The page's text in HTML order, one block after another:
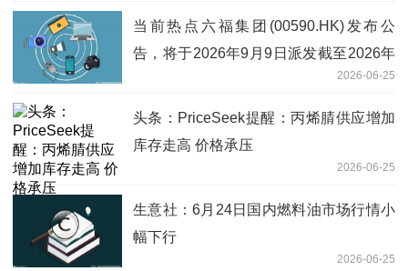
当前热点六福集团(00590.HK)发布公
告，将于2026年9月9日派发截至2026年
3月31日止年度的末期股息每股1.02港元
2026-06-25
头条：PriceSeek提醒：丙烯腈供应增加
库存走高 价格承压
2026-06-25
生意社：6月24日国内燃料油市场行情小
幅下行
2026-06-25